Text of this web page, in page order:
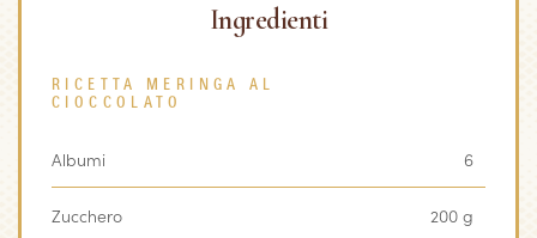
Ingredienti
RICETTA MERINGA AL
CIOCCOLATO
Albumi 6
Zucchero 200 g